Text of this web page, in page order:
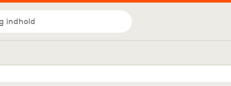
indhold